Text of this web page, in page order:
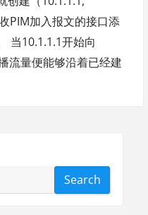
PIM加入报文的接口添
当10.1.1.1开始向
流量便能够沿着已经建
Search